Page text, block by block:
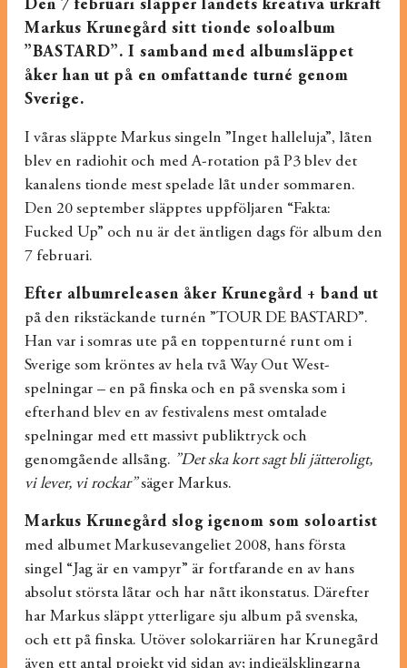
Den 7 februari släpper landets kreativa urkraft
Markus Krunegård sitt tionde soloalbum
”BASTARD”. I samband med albumsläppet
åker han ut på en omfattande turné genom
Sverige.
I våras släppte Markus singeln ”Inget halleluja”, låten
blev en radiohit och med A-rotation på P3 blev det
kanalens tionde mest spelade låt under sommaren.
Den 20 september släpptes uppföljaren “Fakta:
Fucked Up” och nu är det äntligen dags för album den
7 februari.
Efter albumreleasen åker Krunegård + band ut
på den rikstäckande turnén ”TOUR DE BASTARD”.
Han var i somras ute på en toppenturné runt om i
Sverige som kröntes av hela två Way Out West-
spelningar – en på finska och en på svenska som i
efterhand blev en av festivalens mest omtalade
spelningar med ett massivt publiktryck och
genomgående allsång. ”Det ska kort sagt bli jätteroligt,
vi lever, vi rockar”säger Markus.
Markus Krunegård slog igenom som soloartist
med albumet Markusevangeliet 2008, hans första
singel “Jag är en vampyr” är fortfarande en av hans
absolut största låtar och har nått ikonstatus. Därefter
har Markus släppt ytterligare sju album på svenska,
och ett på finska. Utöver solokarriären har Krunegård
även ett antal projekt vid sidan av; indieälsklingarna